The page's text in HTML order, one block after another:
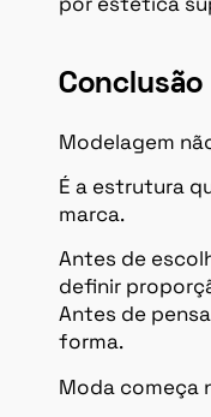
Conclusão
Modelagem
É a estrutura
marca.
Antes de
definir
Antes de
forma.
Moda começa